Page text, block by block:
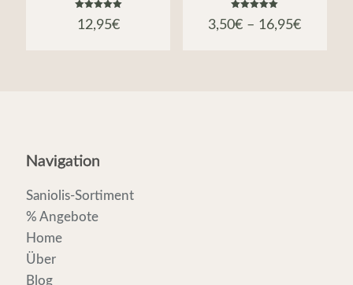
mit
5.00
12,95€
mit
3,50€ – 16,95€
Navigation
Saniolis-Sortiment
% Angebote
Home
Über
Blog